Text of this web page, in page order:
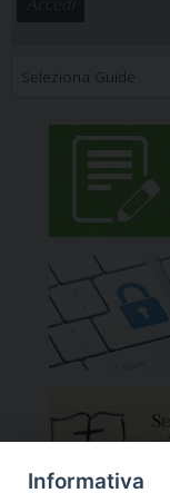
Informativa